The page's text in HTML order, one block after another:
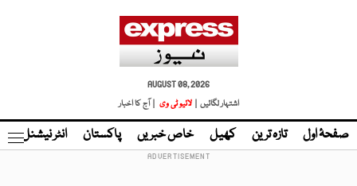
AUGUST 08, 2026
اشتہار لگائیں |
لائیو ٹی وی | آج کا اخبار
صفحۂ اول تازہ ترین کھیل خاص خبریں پاکستان انٹر نیشنل